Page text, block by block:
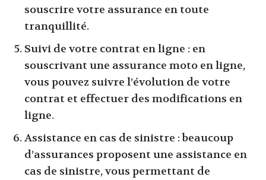
souscrire votre assurance en toute
tranquillité.
Suivi de votre contrat en ligne : en
souscrivant une assurance moto en ligne,
vous pouvez suivre l’évolution de votre
contrat et effectuer des modifications en
ligne.
Assistance en cas de sinistre : beaucoup
d’assurances proposent une assistance en
cas de sinistre, vous permettant de